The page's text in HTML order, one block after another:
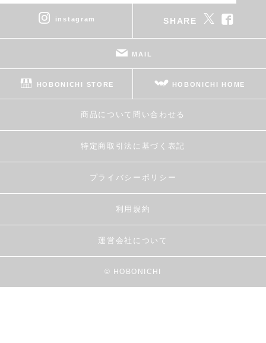
instagram SHARE
MAIL
HOBONICHI STORE HOBONICHI HOME
商品について問い合わせる
特定商取引法に基づく表記
プライバシーポリシー
利用規約
運営会社について
© HOBONICHI